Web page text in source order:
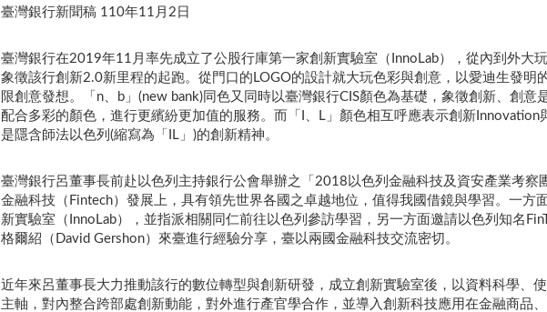
臺灣銀行新聞稿 110年11月2日
臺灣銀行在2019年11月率先成立了公股行庫第一家創新實驗室（InnoLab），從內到外大
象徵該行創新2.0新里程的起跑。從門口的LOGO的設計就大玩色彩與創意，以愛迪生發明
限創意發想。「n、b」(new bank)同色又同時以臺灣銀行CIS顏色為基礎，象徵創新、創意
配合多彩的顏色，進行更繽紛更加值的服務。而「I、L」顏色相互呼應表示創新Innovation
是隱含師法以色列(縮寫為「IL」)的創新精神。
臺灣銀行呂董事長前赴以色列主持銀行公會舉辦之「2018以色列金融科技及資安產業考察
金融科技（Fintech）發展上，具有領先世界各國之卓越地位，值得我國借鏡與學習。一方
新實驗室（InnoLab），並指派相關同仁前往以色列參訪學習，另一方面邀請以色列知名
格爾紹（David Gershon）來臺進行經驗分享，臺以兩國金融科技交流密切。
近年來呂董事長大力推動該行的數位轉型與創新研發，成立創新實驗室後，以資料科學、
主軸，對內整合跨部處創新動能，對外進行產官學合作，並導入創新科技應用在金融商品